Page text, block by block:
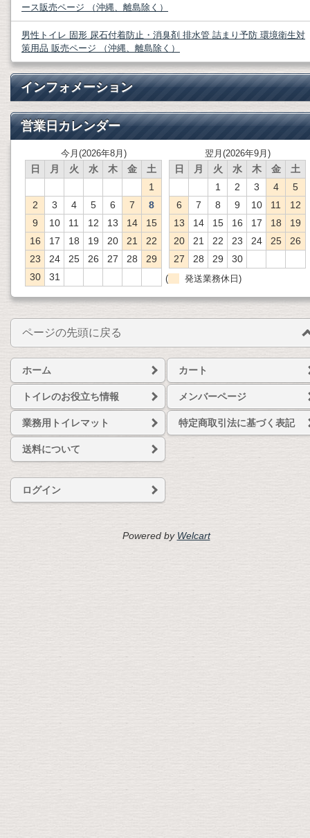
ース販売ページ （沖縄、離島除く）
男性トイレ 固形 尿石付着防止・消臭剤 排水管 詰まり予防 環境衛生対
策用品 販売ページ （沖縄、離島除く）
インフォメーション
営業日カレンダー
今月(2026年8月)
日 月 火 水 木 金
土
1
2
3 4 5 6 7
8
9
10 11 12 13 14
15
16
17 18 19 20 21
22
23
24 25 26 27 28
29
30
31
翌月(2026年9月)
日 月 火 水 木 金
土
1
2 3 4
5
6
7 8 9 10 11
12
13
14 15 16 17 18
19
20
21 22 23 24 25
26
27
28 29 30
( 発送業務休日)
ページの先頭に戻る
ホーム カート
トイレのお役立ち情報 メンバーページ
業務用トイレマット 特定商取引法に基づく表記
送料について
ログイン
Powered by Welcart